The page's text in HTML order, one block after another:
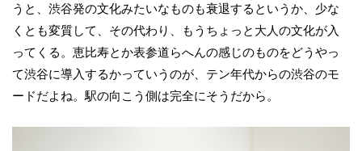
うと、渋谷発の文化みたいなものも衰退するというか、少な
くとも変質して、その代わり、もうちょっと大人の文化が入
ってくる。恵比寿とか表参道らへんの感じのものをどうやっ
て渋谷に導入するかっていうのが、テン年代からの渋谷のモ
ードだよね。駅の向こう側は完全にそうだから。